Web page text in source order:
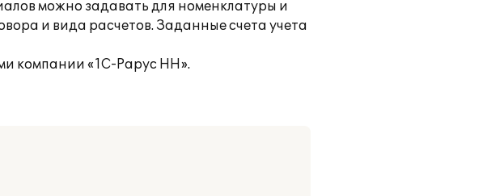
можно задавать для номенклатуры и
и вида расчетов. Заданные счета учета
компании «1С-Рарус НН».